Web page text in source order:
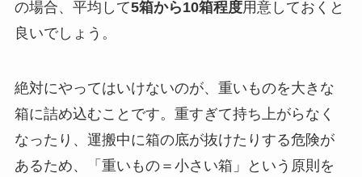
の場合、平均して5箱から10箱程度用意しておくと
良いでしょう。
絶対にやってはいけないのが、重いものを大きな
箱に詰め込むことです。 重すぎて持ち上がらなく
なったり、運搬中に箱の底が抜けたりする危険が
あるため、
「重いもの＝小さい箱」
という原則を